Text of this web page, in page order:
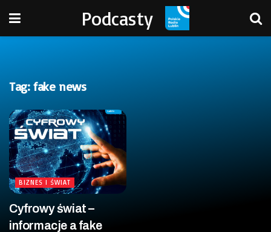
Podcasty
Tag: fake news
BIZNES I ŚWIAT
Cyfrowy świat –
informacje a fake